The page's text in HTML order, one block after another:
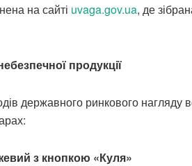
на сайті uvaga.gov.ua, де
продукції
державного ринкового нагляду
з кнопкою «Куля»